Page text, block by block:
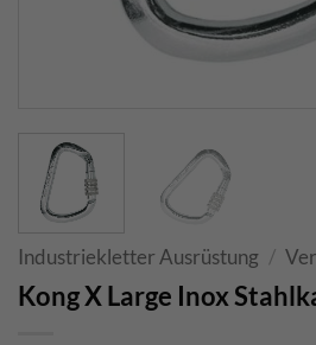
Industriekletter Ausrüstung /
Kong X Large Inox